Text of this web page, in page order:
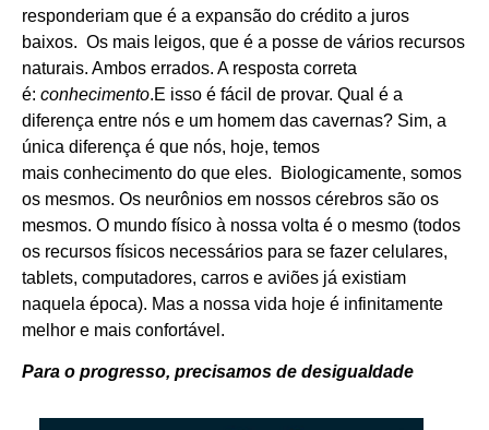
responderiam que é a expansão do crédito a juros
baixos. Os mais leigos, que é a posse de vários recursos
naturais. Ambos errados. A resposta correta
é: conhecimento.E isso é fácil de provar. Qual é a
diferença entre nós e um homem das cavernas? Sim, a
única diferença é que nós, hoje, temos
mais conhecimento do que eles. Biologicamente, somos
os mesmos. Os neurônios em nossos cérebros são os
mesmos. O mundo físico à nossa volta é o mesmo (todos
os recursos físicos necessários para se fazer celulares,
tablets, computadores, carros e aviões já existiam
naquela época). Mas a nossa vida hoje é infinitamente
melhor e mais confortável.
Para o progresso, precisamos de desigualdade